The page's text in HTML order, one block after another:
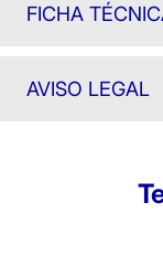
FICHA
AVISO LEGAL